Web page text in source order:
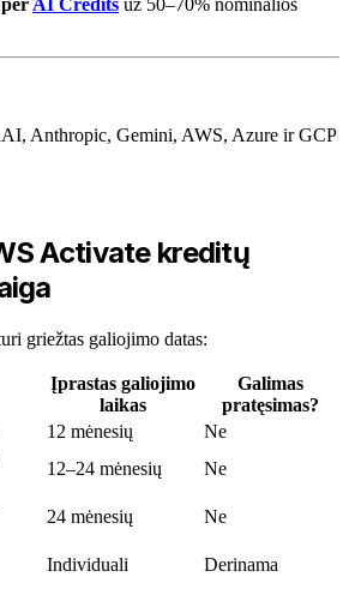
Anthropic, Gemini, AWS, Azure ir GCP
Activate kreditų
griežtas galiojimo datas:
Įprastas galiojimo
laikas
Galimas
pratęsimas?
12 mėnesių
Ne
12–24 mėnesių
Ne
24 mėnesių
Ne
Individuali Derinama